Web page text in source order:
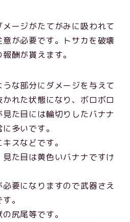
ージがたてがみに吸われて
が必要です。トサカを破壊
酬が貰えます。
な部分にダメージを与えて
れた状態になり、ボロボロ
た目には輪切りしたバナナ
多いです。
スなどです。
た目は黄色いバナナですけ
要になりますので武器さえ
。
尻尾等です。